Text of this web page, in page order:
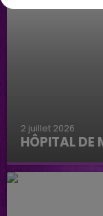
2 juillet 2026
HÔPITAL DE
Hôpital de